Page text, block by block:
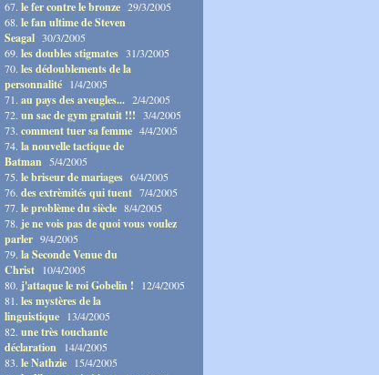
67. le fer contre le bronze 29/3/2005
68. le fan ultime de Steven
Seagal 30/3/2005
69. les doubles stigmates 31/3/2005
70. les dédoublements de la
personnalité 1/4/2005
71. au pays des aveugles... 2/4/2005
72. un sac de gym gratuit !!! 3/4/2005
73. comment tuer sa femme 4/4/2005
74. la nouvelle tactique de
Batman 5/4/2005
75. le briseur de mariages 6/4/2005
76. des extrèmités qui tuent 7/4/2005
77. le problème du siècle 8/4/2005
78. je ne vois pas de quoi vous voulez
parler 9/4/2005
79. la Seconde Venue du
Christ 10/4/2005
80. j'attaque le roi Gobelin ! 12/4/2005
81. les mystères de la
linguistique 13/4/2005
82. une très touchante
déclaration 14/4/2005
83. le Nathzie 15/4/2005